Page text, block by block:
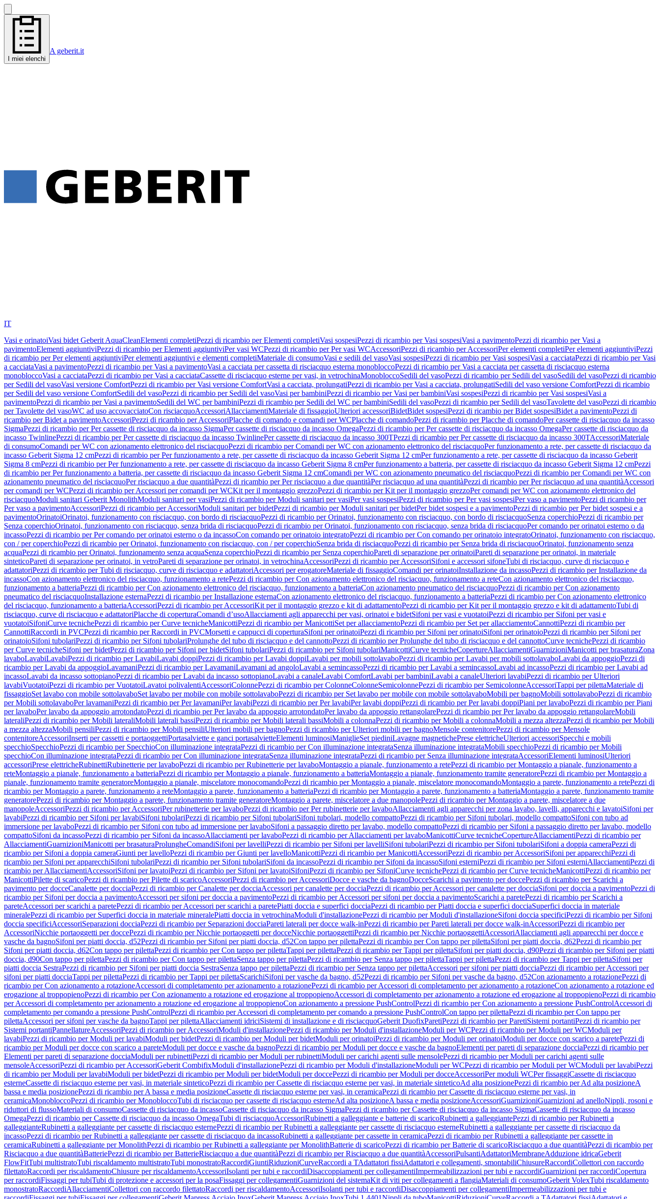
I miei elenchi
A geberit.it
IT
Vasi e orinatoiVasi bidet Geberit AquaCleanElementi completiPezzi di ricambio per Elementi completiVasi sospesiPezzi di ricambio per Vasi sospesiVasi a pavimentoPezzi di ricambio per Vasi a
pavimentoElementi aggiuntiviPezzi di ricambio per Elementi aggiuntiviPer vasi WCPezzi di ricambio per Per vasi WCAccessoriPezzi di ricambio per AccessoriPer elementi completiPer elementi aggiuntiviPezzi
di ricambio per Per elementi aggiuntiviPer elementi aggiuntivi e elementi completiMateriale di consumoVasi e sedili del vasoVasi sospesiPezzi di ricambio per Vasi sospesiVasi a cacciataPezzi di ricambio per Vasi
a cacciataVasi a pavimentoPezzi di ricambio per Vasi a pavimentoVasi a cacciata per cassetta di risciacquo esterna monobloccoPezzi di ricambio per Vasi a cacciata per cassetta di risciacquo esterna
monobloccoVasi a cacciataPezzi di ricambio per Vasi a cacciataCassette di risciacquo esterne per vasi, in vetrochinaMonobloccoSedili del vasoPezzi di ricambio per Sedili del vasoSedili del vasoPezzi di ricambio
per Sedili del vasoVasi versione ComfortPezzi di ricambio per Vasi versione ComfortVasi a cacciata, prolungatiPezzi di ricambio per Vasi a cacciata, prolungatiSedili del vaso versione ComfortPezzi di ricambio
per Sedili del vaso versione ComfortSedili del vasoPezzi di ricambio per Sedili del vasoVasi per bambiniPezzi di ricambio per Vasi per bambiniVasi sospesiPezzi di ricambio per Vasi sospesiVasi a
pavimentoPezzi di ricambio per Vasi a pavimentoSedili del WC per bambiniPezzi di ricambio per Sedili del WC per bambiniSedili del vasoPezzi di ricambio per Sedili del vasoTavolette del vasoPezzi di ricambio
per Tavolette del vasoWC ad uso accovacciatoCon risciacquoAccessoriAllacciamentiMateriale di fissaggioUlteriori accessoriBidetBidet sospesiPezzi di ricambio per Bidet sospesiBidet a pavimentoPezzi di
ricambio per Bidet a pavimentoAccessoriPezzi di ricambio per AccessoriPlacche di comando e comandi per WCPlacche di comandoPezzi di ricambio per Placche di comandoPer cassette di risciacquo da incasso
SigmaPezzi di ricambio per Per cassette di risciacquo da incasso SigmaPer cassette di risciacquo da incasso OmegaPezzi di ricambio per Per cassette di risciacquo da incasso OmegaPer cassette di risciacquo da
incasso TwinlinePezzi di ricambio per Per cassette di risciacquo da incasso TwinlinePer cassette di risciacquo da incasso 300TPezzi di ricambio per Per cassette di risciacquo da incasso 300TAccessoriMateriale
di consumoComandi per WC con azionamento elettronico del risciacquoPezzi di ricambio per Comandi per WC con azionamento elettronico del risciacquoPer funzionamento a rete, per cassette di risciacquo da
incasso Geberit Sigma 12 cmPezzi di ricambio per Per funzionamento a rete, per cassette di risciacquo da incasso Geberit Sigma 12 cmPer funzionamento a rete, per cassette di risciacquo da incasso Geberit
Sigma 8 cmPezzi di ricambio per Per funzionamento a rete, per cassette di risciacquo da incasso Geberit Sigma 8 cmPer funzionamento a batteria, per cassette di risciacquo da incasso Geberit Sigma 12 cmPezzi
di ricambio per Per funzionamento a batteria, per cassette di risciacquo da incasso Geberit Sigma 12 cmComandi per WC con azionamento pneumatico del risciacquoPezzi di ricambio per Comandi per WC con
azionamento pneumatico del risciacquoPer risciacquo a due quantitàPezzi di ricambio per Per risciacquo a due quantitàPer risciacquo ad una quantitàPezzi di ricambio per Per risciacquo ad una quantitàAccessori
per comandi per WCPezzi di ricambio per Accessori per comandi per WCKit per il montaggio grezzoPezzi di ricambio per Kit per il montaggio grezzoPer comandi per WC con azionamento elettronico del
risciacquoModuli sanitari Geberit MonolithModuli sanitari per vasiPezzi di ricambio per Moduli sanitari per vasiPer vasi sospesiPezzi di ricambio per Per vasi sospesiPer vaso a pavimentoPezzi di ricambio per
Per vaso a pavimentoAccessoriPezzi di ricambio per AccessoriModuli sanitari per bidetPezzi di ricambio per Moduli sanitari per bidetPer bidet sospesi e a pavimentoPezzi di ricambio per Per bidet sospesi e a
pavimentoOrinatoiOrinatoi, funzionamento con risciacquo, con bordo di risciacquoPezzi di ricambio per Orinatoi, funzionamento con risciacquo, con bordo di risciacquoSenza coperchioPezzi di ricambio per
Senza coperchioOrinatoi, funzionamento con risciacquo, senza brida di risciacquoPezzi di ricambio per Orinatoi, funzionamento con risciacquo, senza brida di risciacquoPer comando per orinatoi esterno o da
incassoPezzi di ricambio per Per comando per orinatoi esterno o da incassoCon comando per orinatoio integratoPezzi di ricambio per Con comando per orinatoio integratoOrinatoi, funzionamento con risciacquo,
con / per coperchioPezzi di ricambio per Orinatoi, funzionamento con risciacquo, con / per coperchioSenza brida di risciacquoPezzi di ricambio per Senza brida di risciacquoOrinatoi, funzionamento senza
acquaPezzi di ricambio per Orinatoi, funzionamento senza acquaSenza coperchioPezzi di ricambio per Senza coperchioPareti di separazione per orinatoiPareti di separazione per orinatoi, in materiale
sinteticoPareti di separazione per orinatoi, in vetroPareti di separazione per orinatoi, in vetrochinaAccessoriPezzi di ricambio per AccessoriSifoni e accessori sifoneTubi di risciacquo, curve di risciacquo e
adattatoriPezzi di ricambio per Tubi di risciacquo, curve di risciacquo e adattatoriAccessori per erogatoreMateriale di fissaggioComandi per orinatoiInstallazione da incassoPezzi di ricambio per Installazione da
incassoCon azionamento elettronico del risciacquo, funzionamento a retePezzi di ricambio per Con azionamento elettronico del risciacquo, funzionamento a reteCon azionamento elettronico del risciacquo,
funzionamento a batteriaPezzi di ricambio per Con azionamento elettronico del risciacquo, funzionamento a batteriaCon azionamento pneumatico del risciacquoPezzi di ricambio per Con azionamento
pneumatico del risciacquoInstallazione esternaPezzi di ricambio per Installazione esternaCon azionamento elettronico del risciacquo, funzionamento a batteriaPezzi di ricambio per Con azionamento elettronico
del risciacquo, funzionamento a batteriaAccessoriPezzi di ricambio per AccessoriKit per il montaggio grezzo e kit di adattamentoPezzi di ricambio per Kit per il montaggio grezzo e kit di adattamentoTubi di
risciacquo, curve di risciacquo e adattatoriPlacche di coperturaComandi d’usoAllacciamenti agli apparecchi per vasi, orinatoi e bidetSifoni per vasi e vuotatoiPezzi di ricambio per Sifoni per vasi e
vuotatoiSifoniCurve tecnichePezzi di ricambio per Curve tecnicheManicottiPezzi di ricambio per ManicottiSet per allacciamentoPezzi di ricambio per Set per allacciamentoCannottiPezzi di ricambio per
CannottiRaccordi in PVCPezzi di ricambio per Raccordi in PVCMorsetti e cappucci di coperturaSifoni per orinatoiPezzi di ricambio per Sifoni per orinatoiSifoni per orinatoioPezzi di ricambio per Sifoni per
orinatoioSifoni tubolariPezzi di ricambio per Sifoni tubolariProlunghe del tubo di risciacquo e del cannottoPezzi di ricambio per Prolunghe del tubo di risciacquo e del cannottoCurve tecnichePezzi di ricambio
per Curve tecnicheSifoni per bidetPezzi di ricambio per Sifoni per bidetSifoni tubolariPezzi di ricambio per Sifoni tubolariManicottiCurve tecnicheCopertureAllacciamentiGuarnizioniManicotti per brasaturaZona
lavaboLavabiLavabiPezzi di ricambio per LavabiLavabi doppiPezzi di ricambio per Lavabi doppiLavabi per mobili sottolavaboPezzi di ricambio per Lavabi per mobili sottolavaboLavabi da appoggioPezzi di
ricambio per Lavabi da appoggioLavamaniPezzi di ricambio per LavamaniLavamani ad angoloLavabi a semincassoPezzi di ricambio per Lavabi a semincassoLavabi ad incassoPezzi di ricambio per Lavabi ad
incassoLavabi da incasso sottopianoPezzi di ricambio per Lavabi da incasso sottopianoLavabi a canaleLavabi ComfortLavabi per bambiniLavabi a canaleUlteriori lavabiPezzi di ricambio per Ulteriori
lavabiVuotatoiPezzi di ricambio per VuotatoiLavatoi polivalentiAccessoriColonnePezzi di ricambio per ColonneColonneSemicolonnePezzi di ricambio per SemicolonneAccessoriTappi per pilettaMateriale di
fissaggioSet lavabo con mobile sottolavaboSet lavabo per mobile con mobile sottolavaboPezzi di ricambio per Set lavabo per mobile con mobile sottolavaboMobili per bagnoMobili sottolavaboPezzi di ricambio
per Mobili sottolavaboPer lavamaniPezzi di ricambio per Per lavamaniPer lavabiPezzi di ricambio per Per lavabiPer lavabi doppiPezzi di ricambio per Per lavabi doppiPiani per lavaboPezzi di ricambio per Piani
per lavaboPer lavabo da appoggio arrotondatoPezzi di ricambio per Per lavabo da appoggio arrotondatoPer lavabo da appoggio rettangolarePezzi di ricambio per Per lavabo da appoggio rettangolareMobili
lateraliPezzi di ricambio per Mobili lateraliMobili laterali bassiPezzi di ricambio per Mobili laterali bassiMobili a colonnaPezzi di ricambio per Mobili a colonnaMobili a mezza altezzaPezzi di ricambio per Mobili
a mezza altezzaMobili pensiliPezzi di ricambio per Mobili pensiliUlteriori mobili per bagnoPezzi di ricambio per Ulteriori mobili per bagnoMensole contenitorePezzi di ricambio per Mensole
contenitoreAccessoriInserti per cassetti e portaoggettiPortasalviette e ganci portasalvietteElementi luminosiManiglieSet piediniLavagne magnetichePrese elettricheUlteriori accessoriSpecchi e mobili
specchioSpecchioPezzi di ricambio per SpecchioCon illuminazione integrataPezzi di ricambio per Con illuminazione integrataSenza illuminazione integrataMobili specchioPezzi di ricambio per Mobili
specchioCon illuminazione integrataPezzi di ricambio per Con illuminazione integrataSenza illuminazione integrataPezzi di ricambio per Senza illuminazione integrataAccessoriElementi luminosiUlteriori
accessoriPrese elettricheRubinettiRubinetterie per lavaboPezzi di ricambio per Rubinetterie per lavaboMontaggio a pianale, funzionamento a retePezzi di ricambio per Montaggio a pianale, funzionamento a
reteMontaggio a pianale, funzionamento a batteriaPezzi di ricambio per Montaggio a pianale, funzionamento a batteriaMontaggio a pianale, funzionamento tramite generatorePezzi di ricambio per Montaggio a
pianale, funzionamento tramite generatoreMontaggio a pianale, miscelatore monocomandoPezzi di ricambio per Montaggio a pianale, miscelatore monocomandoMontaggio a parete, funzionamento a retePezzi di
ricambio per Montaggio a parete, funzionamento a reteMontaggio a parete, funzionamento a batteriaPezzi di ricambio per Montaggio a parete, funzionamento a batteriaMontaggio a parete, funzionamento tramite
generatorePezzi di ricambio per Montaggio a parete, funzionamento tramite generatoreMontaggio a parete, miscelatore a due manopolePezzi di ricambio per Montaggio a parete, miscelatore a due
manopoleAccessoriPezzi di ricambio per AccessoriPer rubinetterie per lavaboPezzi di ricambio per Per rubinetterie per lavaboAllacciamenti agli apparecchi per zona lavabo, lavelli, apparecchi e lavatoiSifoni per
lavabiPezzi di ricambio per Sifoni per lavabiSifoni tubolariPezzi di ricambio per Sifoni tubolariSifoni tubolari, modello compattoPezzi di ricambio per Sifoni tubolari, modello compattoSifoni con tubo ad
immersione per lavaboPezzi di ricambio per Sifoni con tubo ad immersione per lavaboSifoni a passaggio diretto per lavabo, modello compattoPezzi di ricambio per Sifoni a passaggio diretto per lavabo, modello
compattoSifoni da incassoPezzi di ricambio per Sifoni da incassoAllacciamenti per lavaboPezzi di ricambio per Allacciamenti per lavaboManicottiCurve tecnicheCopertureAllacciamentiPezzi di ricambio per
AllacciamentiGuarnizioniManicotti per brasaturaProlungheComandiSifoni per lavelliPezzi di ricambio per Sifoni per lavelliSifoni tubolariPezzi di ricambio per Sifoni tubolariSifoni a doppia cameraPezzi di
ricambio per Sifoni a doppia cameraGiunti per lavelloPezzi di ricambio per Giunti per lavelloManicottiPezzi di ricambio per ManicottiAccessoriPezzi di ricambio per AccessoriSifoni per apparecchiPezzi di
ricambio per Sifoni per apparecchiSifoni tubolariPezzi di ricambio per Sifoni tubolariSifoni da incassoPezzi di ricambio per Sifoni da incassoSifoni esterniPezzi di ricambio per Sifoni esterniAllacciamentiPezzi di
ricambio per AllacciamentiAccessoriSifoni per lavatoiPezzi di ricambio per Sifoni per lavatoiSifoniPezzi di ricambio per SifoniCurve tecnichePezzi di ricambio per Curve tecnicheManicottiPezzi di ricambio per
ManicottiPilette di scaricoPezzi di ricambio per Pilette di scaricoAccessoriPezzi di ricambio per AccessoriDocce e vasche da bagnoDocceScarichi a pavimento per doccePezzi di ricambio per Scarichi a
pavimento per docceCanalette per docciaPezzi di ricambio per Canalette per docciaAccessori per canalette per docciaPezzi di ricambio per Accessori per canalette per docciaSifoni per doccia a pavimentoPezzi di
ricambio per Sifoni per doccia a pavimentoAccessori per sifoni per doccia a pavimentoPezzi di ricambio per Accessori per sifoni per doccia a pavimentoScarichi a paretePezzi di ricambio per Scarichi a
pareteAccessori per scarichi a paretePezzi di ricambio per Accessori per scarichi a paretePiatti doccia e superfici docciaPezzi di ricambio per Piatti doccia e superfici docciaSuperfici doccia in materiale
mineralePezzi di ricambio per Superfici doccia in materiale mineralePiatti doccia in vetrochinaModuli d'installazionePezzi di ricambio per Moduli d'installazioneSifoni doccia specificiPezzi di ricambio per Sifoni
doccia specificiAccessoriSeparazioni docciaPezzi di ricambio per Separazioni docciaPareti laterali per docce walk-inPezzi di ricambio per Pareti laterali per docce walk-inAccessoriPezzi di ricambio per
AccessoriNicchie portaoggetti per doccePezzi di ricambio per Nicchie portaoggetti per docceNicchie portaoggettiPezzi di ricambio per Nicchie portaoggettiAccessoriAllacciamenti agli apparecchi per docce e
vasche da bagnoSifoni per piatti doccia, d52Pezzi di ricambio per Sifoni per piatti doccia, d52Con tappo per pilettaPezzi di ricambio per Con tappo per pilettaSifoni per piatti doccia, d62Pezzi di ricambio per
Sifoni per piatti doccia, d62Con tappo per pilettaPezzi di ricambio per Con tappo per pilettaTappi per pilettaPezzi di ricambio per Tappi per pilettaSifoni per piatti doccia, d90Pezzi di ricambio per Sifoni per piatti
doccia, d90Con tappo per pilettaPezzi di ricambio per Con tappo per pilettaSenza tappo per pilettaPezzi di ricambio per Senza tappo per pilettaTappi per pilettaPezzi di ricambio per Tappi per pilettaSifoni per
piatti doccia SestraPezzi di ricambio per Sifoni per piatti doccia SestraSenza tappo per pilettaPezzi di ricambio per Senza tappo per pilettaAccessori per sifoni per piatti docciaPezzi di ricambio per Accessori per
sifoni per piatti docciaTappi per pilettaPezzi di ricambio per Tappi per pilettaScarichiSifoni per vasche da bagno, d52Pezzi di ricambio per Sifoni per vasche da bagno, d52Con azionamento a rotazionePezzi di
ricambio per Con azionamento a rotazioneAccessori di completamento per azionamento a rotazionePezzi di ricambio per Accessori di completamento per azionamento a rotazioneCon azionamento a rotazione ed
erogazione al troppopienoPezzi di ricambio per Con azionamento a rotazione ed erogazione al troppopienoAccessori di completamento per azionamento a rotazione ed erogazione al troppopienoPezzi di ricambio
per Accessori di completamento per azionamento a rotazione ed erogazione al troppopienoCon azionamento a pressione PushControlPezzi di ricambio per Con azionamento a pressione PushControlAccessori di
completamento per comando a pressione PushControlPezzi di ricambio per Accessori di completamento per comando a pressione PushControlCon tappo per pilettaPezzi di ricambio per Con tappo per
pilettaAccessori per sifoni per vasche da bagnoTappi per pilettaAllacciamenti idriciSistemi di installazione e di risciacquoGeberit DuofixParetiPezzi di ricambio per ParetiSistemi portantiPezzi di ricambio per
Sistemi portantiPannellatureAccessoriPezzi di ricambio per AccessoriModuli d'installazionePezzi di ricambio per Moduli d'installazioneModuli per WCPezzi di ricambio per Moduli per WCModuli per
lavabiPezzi di ricambio per Moduli per lavabiModuli per bidetPezzi di ricambio per Moduli per bidetModuli per orinatoiPezzi di ricambio per Moduli per orinatoiModuli per docce con scarico a paretePezzi di
ricambio per Moduli per docce con scarico a pareteModuli per docce e vasche da bagnoPezzi di ricambio per Moduli per docce e vasche da bagnoElementi per pareti di separazione docciaPezzi di ricambio per
Elementi per pareti di separazione docciaModuli per rubinettiPezzi di ricambio per Moduli per rubinettiModuli per carichi agenti sulle mensolePezzi di ricambio per Moduli per carichi agenti sulle
mensoleAccessoriPezzi di ricambio per AccessoriGeberit CombifixModuli d'installazionePezzi di ricambio per Moduli d'installazioneModuli per WCPezzi di ricambio per Moduli per WCModuli per lavabiPezzi
di ricambio per Moduli per lavabiModuli per bidetPezzi di ricambio per Moduli per bidetModuli per doccePezzi di ricambio per Moduli per docceAccessoriPer moduli WCPer fissaggiCassette di risciacquo
esterneCassette di risciacquo esterne per vasi, in materiale sinteticoPezzi di ricambio per Cassette di risciacquo esterne per vasi, in materiale sinteticoAd alta posizionePezzi di ricambio per Ad alta posizioneA
bassa e media posizionePezzi di ricambio per A bassa e media posizioneCassette di risciacquo esterne per vasi, in ceramicaPezzi di ricambio per Cassette di risciacquo esterne per vasi, in
ceramicaMonobloccoPezzi di ricambio per MonobloccoTubi di risciacquo per cassette di risciacquo esterneAd alta posizioneA bassa e media posizioneAccessoriGuarnizioniGuarnizioni ad anelloNippli, rosoni e
riduttori di flussoMateriali di consumoCassette di risciacquo da incassoCassette di risciacquo da incasso SigmaPezzi di ricambio per Cassette di risciacquo da incasso SigmaCassette di risciacquo da incasso
OmegaPezzi di ricambio per Cassette di risciacquo da incasso OmegaTubi di risciacquoAccessoriRubinetti a galleggiante e batterie di scaricoRubinetti a galleggiantePezzi di ricambio per Rubinetti a
galleggianteRubinetti a galleggiante per cassette di risciacquo esternePezzi di ricambio per Rubinetti a galleggiante per cassette di risciacquo esterneRubinetti a galleggiante per cassette di risciacquo da
incassoPezzi di ricambio per Rubinetti a galleggiante per cassette di risciacquo da incassoRubinetti a galleggiante per cassette in ceramicaPezzi di ricambio per Rubinetti a galleggiante per cassette in
ceramicaRubinetti a galleggiante per MonolithPezzi di ricambio per Rubinetti a galleggiante per MonolithBatterie di scaricoPezzi di ricambio per Batterie di scaricoRisciacquo a due quantitàPezzi di ricambio per
Risciacquo a due quantitàBatteriePezzi di ricambio per BatterieRisciacquo a due quantitàPezzi di ricambio per Risciacquo a due quantitàAccessoriPulsantiAdattatoriMembraneAdduzione idricaGeberit
FlowFitTubi multistratoTubi riscaldamento multistratoTubi monostratoRaccordiGiuntiRiduzioniCurveRaccordi a TAdattatori fissiAdattatori e collegamenti, smontabiliChiusureRaccordiCollettori con raccordo
filettatoRaccordi per riscaldamentoChiusure per riscaldamentoAccessoriIsolanti per tubi e raccordiDisaccoppiamenti per collegamentiImpermeabilizzazioni per tubi e raccordiGuarnizioni per raccordiCopertura
per raccordiFissaggi per tubiTubi di protezione e accessori per la posaFissaggi per collegamentiGuarnizioni del sistemaKit di viti per collegamenti a flangiaMateriali di consumoGeberit VolexTubi riscaldamento
monostratoRaccordiAllacciamentiCollettori con raccordo filettatoRaccordi per riscaldamentoAccessoriIsolanti per tubi e raccordiDisaccoppiamenti per collegamentiImpermeabilizzazioni per tubi e